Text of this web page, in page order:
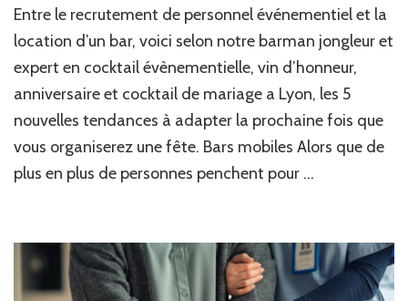
Entre le recrutement de personnel événementiel et la
location d’un bar, voici selon notre barman jongleur et
expert en cocktail évènementielle, vin d’honneur,
anniversaire et cocktail de mariage a Lyon, les 5
nouvelles tendances à adapter la prochaine fois que
vous organiserez une fête. Bars mobiles Alors que de
plus en plus de personnes penchent pour …